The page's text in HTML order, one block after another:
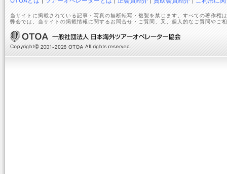
当サイトに掲載されている記事・写真の無断転写・複製を禁じます。すべての著作権
弊会では、当サイトの掲載情報に関するお問合せ・ご質問、又、個人的なご質問やご